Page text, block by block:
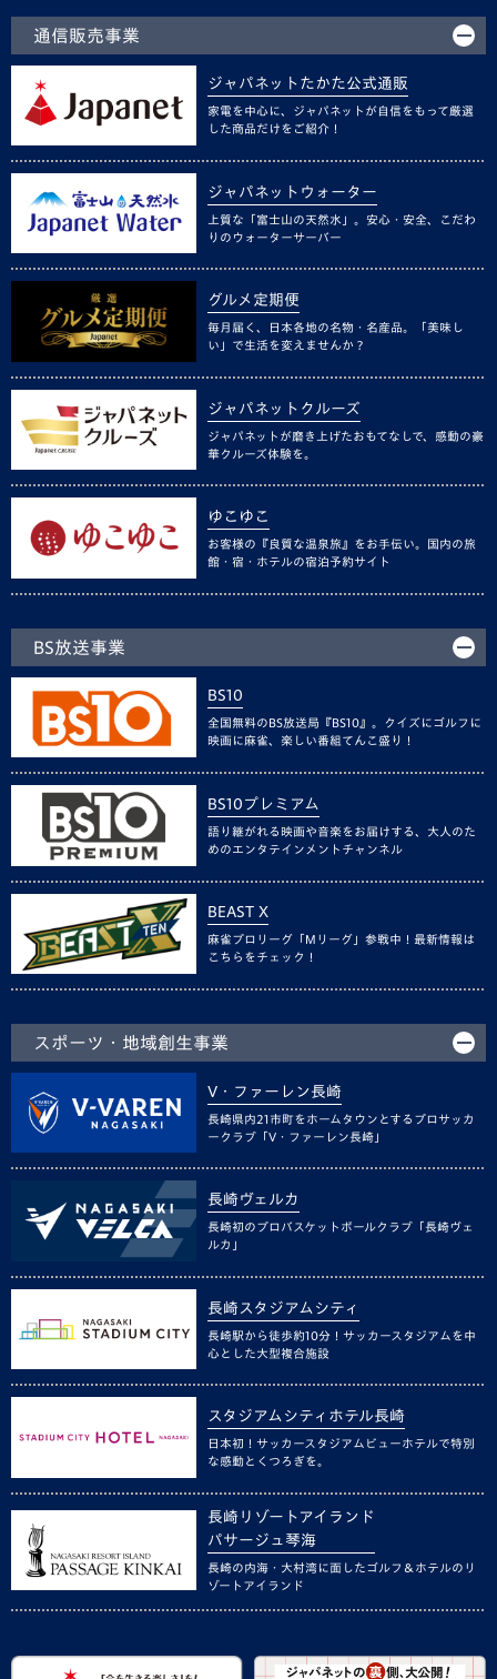
通信販売事業
ジャパネットたかた公式通販
家電を中心に、ジャパネットが自信をもって厳選
した商品だけをご紹介！
ジャパネットウォーター
上質な「富士山の天然水」。安心・安全、こだわ
りのウォーターサーバー
グルメ定期便
毎月届く、日本各地の名物・名産品。「美味し
い」で生活を変えませんか？
ジャパネットクルーズ
ジャパネットが磨き上げたおもてなしで、感動の豪
華クルーズ体験を。
ゆこゆこ
お客様の『良質な温泉旅』をお手伝い。国内の旅
館・宿・ホテルの宿泊予約サイト
BS放送事業
BS10
全国無料のBS放送局『BS10』。クイズにゴルフに
映画に麻雀、楽しい番組てんこ盛り！
BS10プレミアム
語り継がれる映画や音楽をお届けする、大人のた
めのエンタテインメントチャンネル
BEAST X
麻雀プロリーグ「Mリーグ」参戦中！最新情報は
こちらをチェック！
スポーツ・地域創生事業
V・ファーレン長崎
長崎県内21市町をホームタウンとするプロサッカ
ークラブ「V・ファーレン長崎」
長崎ヴェルカ
長崎初のプロバスケットボールクラブ「長崎ヴェ
ルカ」
長崎スタジアムシティ
長崎駅から徒歩約10分！サッカースタジアムを中
心とした大型複合施設
スタジアムシティホテル長崎
日本初！サッカースタジアムビューホテルで特別
な感動とくつろぎを。
長崎リゾートアイランド
パサージュ琴海
長崎の内海・大村湾に面したゴルフ＆ホテルのリ
ゾートアイランド